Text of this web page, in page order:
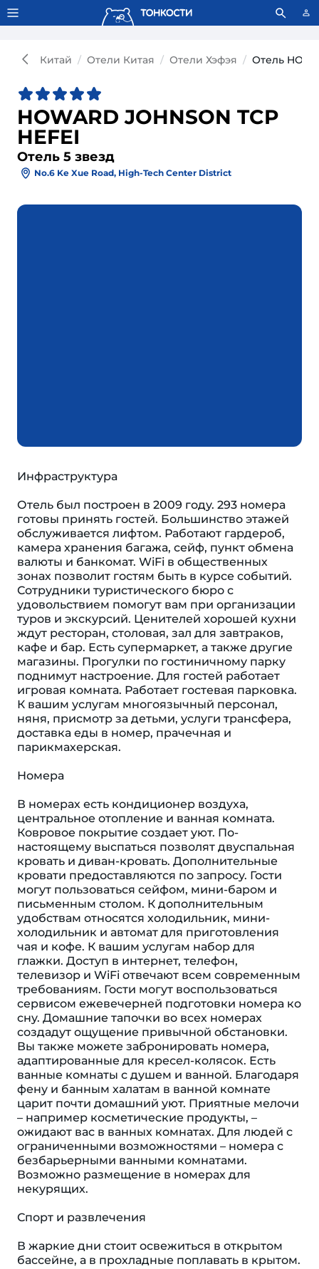
Тонкости используют сookie-файлы. Что это значит?
Китай Отели Китая Отели Хэфэя Отель
HOWARD JOHNSON TCP
HEFEI
Отель 5 звезд
No.6 Ke Xue Road, High-Tech Center District
Инфраструктура
Отель был построен в 2009 году. 293 номера
готовы принять гостей. Большинство этажей
обслуживается лифтом. Работают гардероб,
камера хранения багажа, сейф, пункт обмена
валюты и банкомат. WiFi в общественных
зонах позволит гостям быть в курсе событий.
Сотрудники туристического бюро с
удовольствием помогут вам при организации
туров и экскурсий. Ценителей хорошей кухни
ждут ресторан, столовая, зал для завтраков,
кафе и бар. Есть супермаркет, а также другие
магазины. Прогулки по гостиничному парку
поднимут настроение. Для гостей работает
игровая комната. Работает гостевая парковка.
К вашим услугам многоязычный персонал,
няня, присмотр за детьми, услуги трансфера,
доставка еды в номер, прачечная и
парикмахерская.
Номера
В номерах есть кондиционер воздуха,
центральное отопление и ванная комната.
Ковровое покрытие создает уют. По-
настоящему выспаться позволят двуспальная
кровать и диван-кровать. Дополнительные
кровати предоставляются по запросу. Гости
могут пользоваться сейфом, мини-баром и
письменным столом. К дополнительным
удобствам относятся холодильник, мини-
холодильник и автомат для приготовления
чая и кофе. К вашим услугам набор для
глажки. Доступ в интернет, телефон,
телевизор и WiFi отвечают всем современным
требованиям. Гости могут воспользоваться
сервисом ежевечерней подготовки номера ко
сну. Домашние тапочки во всех номерах
создадут ощущение привычной обстановки.
Вы также можете забронировать номера,
адаптированные для кресел-колясок. Есть
ванные комнаты с душем и ванной. Благодаря
фену и банным халатам в ванной комнате
царит почти домашний уют. Приятные мелочи
– например косметические продукты, –
ожидают вас в ванных комнатах. Для людей с
ограниченными возможностями – номера с
безбарьерными ванными комнатами.
Возможно размещение в номерах для
некурящих.
Спорт и развлечения
В жаркие дни стоит освежиться в открытом
бассейне, а в прохладные поплавать в крытом.